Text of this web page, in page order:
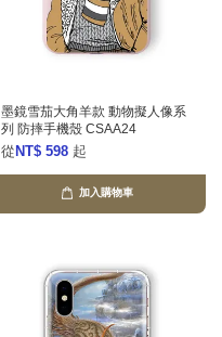
墨鏡雪茄大角羊款 動物擬人像系
列 防摔手機殼 CSAA24
從 NT$ 598 起
加入購物車